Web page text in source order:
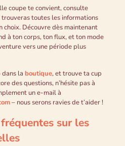
coupe te convient, consulte
toutes les informations
choix. Découvre dès maintenant
à ton corps, ton flux, et ton mode
vers une période plus
la boutique, et trouve ta cup
des questions, n’hésite pas à
un e-mail à
– nous serons ravies de t’aider !
sur les